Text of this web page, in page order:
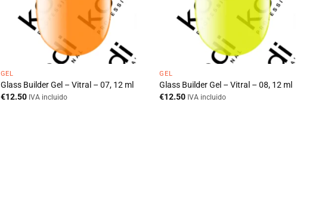
GEL
Glass Builder Gel – Vitral – 07, 12 ml
€12.50 IVA incluido
GEL
Glass Builder Gel – Vitral – 08, 12 ml
€12.50 IVA incluido